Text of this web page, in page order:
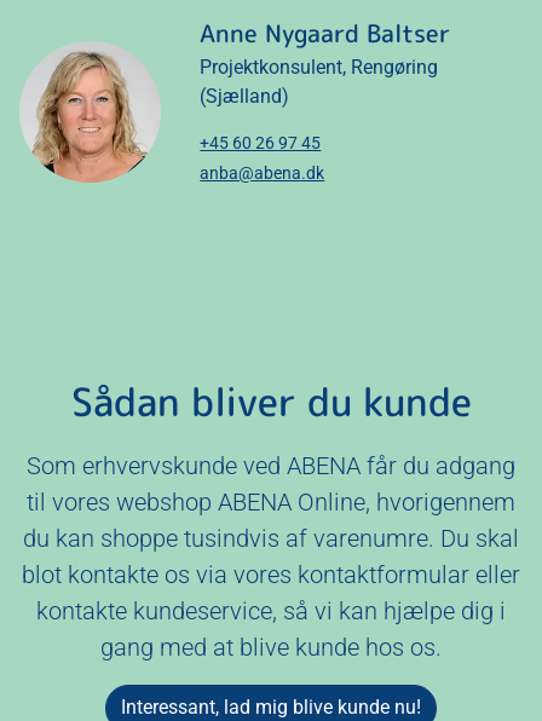
Anne Nygaard Baltser
Projektkonsulent, Rengøring
(Sjælland)
+45 60 26 97 45
anba@abena.dk
Sådan bliver du kunde
Som erhvervskunde ved ABENA får du adgang
til vores webshop ABENA Online, hvorigennem
du kan shoppe tusindvis af varenumre. Du skal
blot kontakte os via vores kontaktformular eller
kontakte kundeservice, så vi kan hjælpe dig i
gang med at blive kunde hos os.
Interessant, lad mig blive kunde nu!